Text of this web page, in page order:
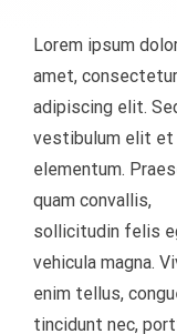
ΠΑΡΟΧΉ
ΑΠΟΚΑΤΆΣΤΑΣΗ
ΠΩΛΉΣΕΙΣ
Lorem ipsum
amet, consectetur
adipiscing elit.
vestibulum elit et
elementum.
quam convallis,
sollicitudin felis
vehicula magna.
enim tellus,
tincidunt nec,
ac sem vitae
Curabitur ac vestibulum
mi, sed sollicitudin
Nulla ex lorem,
eget metus
placerat volutpat magna.
Maecenas eget
ipsum.
pellentesque
dictum tortor. Ut